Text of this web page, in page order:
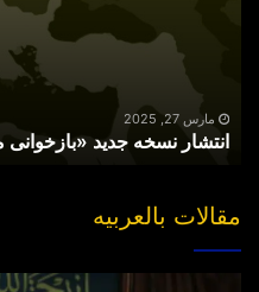
آمازونمارس 27, 2025
انتشار نسخه جدید
مقالات بالعربیه